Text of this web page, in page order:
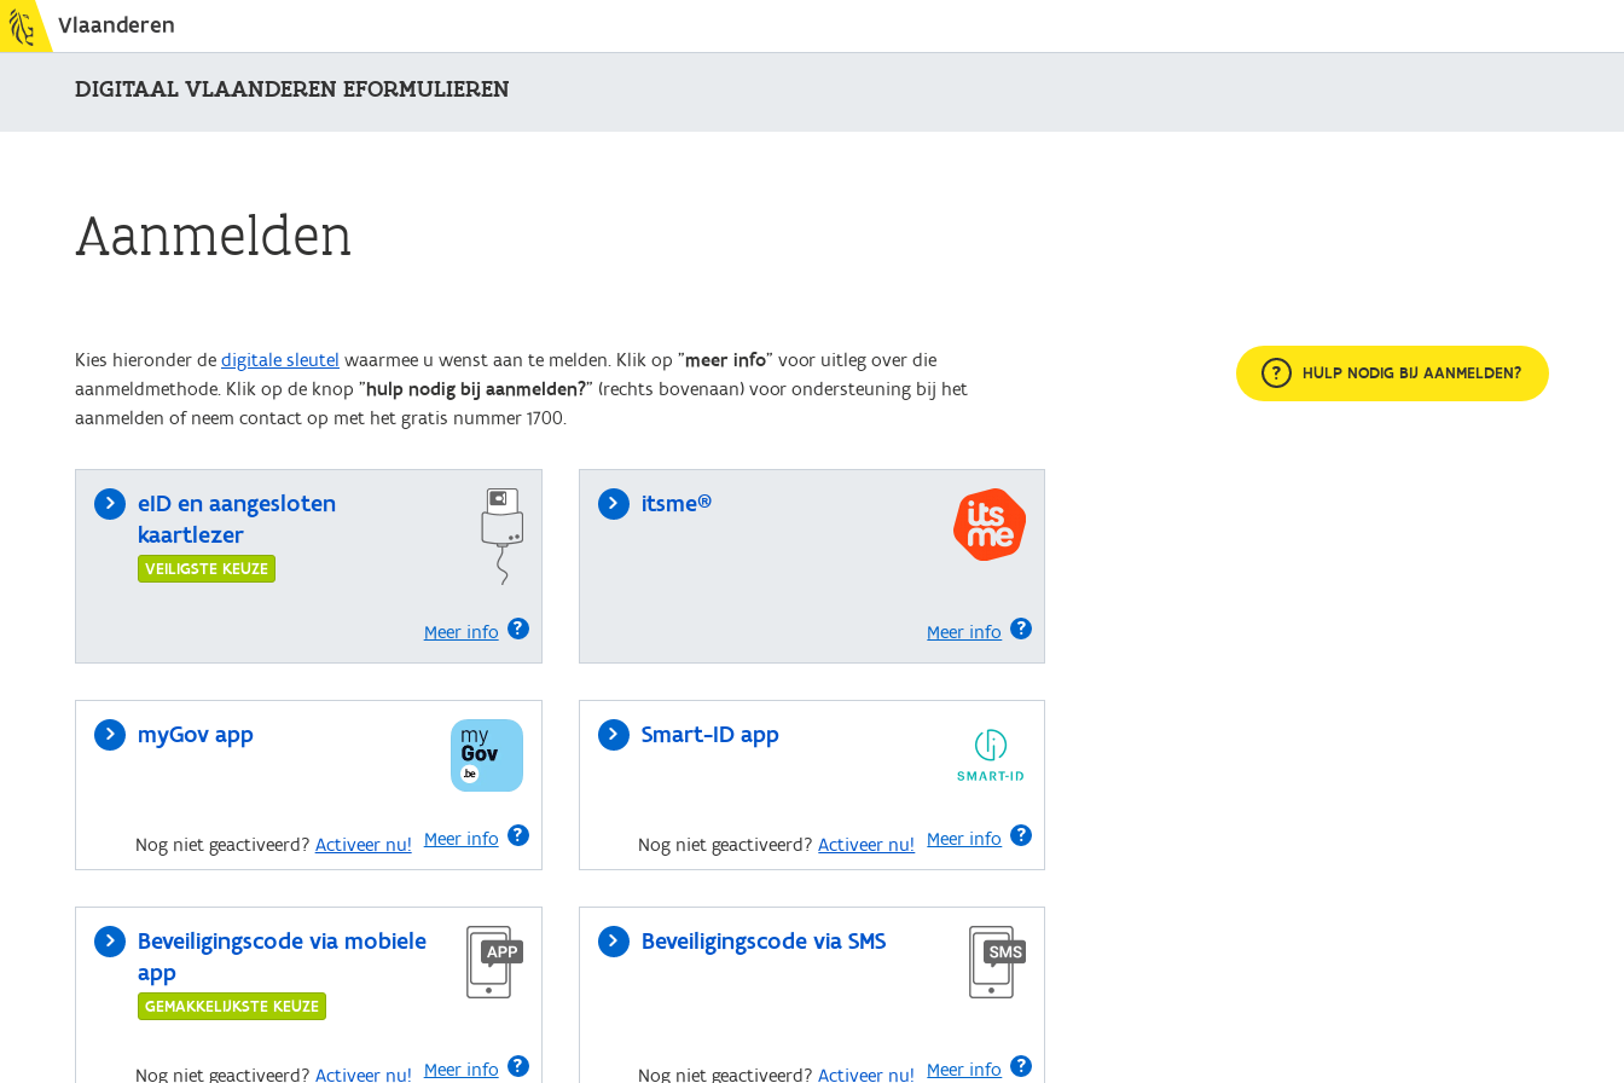
Vlaanderen
DIGITAAL VLAANDEREN EFORMULIEREN
Aanmelden
Kies hieronder de digitale sleutel waarmee u wenst aan te melden. Klik op "meer info" voor uitleg over die
aanmeldmethode. Klik op de knop "hulp nodig bij aanmelden?" (rechts bovenaan) voor ondersteuning bij het
aanmelden of neem contact op met het gratis nummer 1700.
eID en aangesloten
kaartlezer
VEILIGSTE KEUZE
Meer info
itsme®
Meer info
myGov app
Meer info
Nog niet geactiveerd? Activeer nu!
Smart-ID app
Meer info
Nog niet geactiveerd?Activeer nu!
Beveiligingscode via mobiele
app
GEMAKKELIJKSTE KEUZE
Meer info
Nog niet geactiveerd? Activeer nu!
Beveiligingscode via SMS
Meer info
Nog niet geactiveerd?Activeer nu!
HULP NODIG BIJ AANMELDEN?